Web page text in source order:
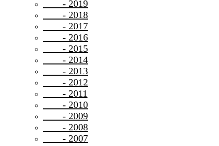
- 2019
- 2018
- 2017
- 2016
- 2015
- 2014
- 2013
- 2012
- 2011
- 2010
- 2009
- 2008
- 2007